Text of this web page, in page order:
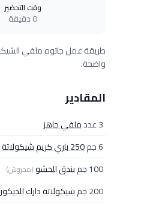
وقت التحضير
0 دقيقة
واضحة.
المقادير
3 عدد
ملفي جاهز
6 جم
250 باري كريم شيكولاتة
100 جم
بندق للحشو(مجروش)
200 جم
شيكولاتة دارك للديكور